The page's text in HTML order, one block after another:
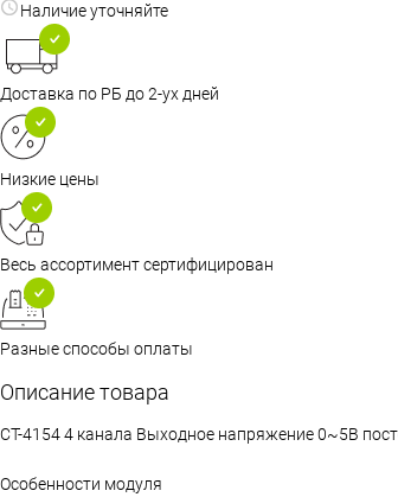
Наличие уточняйте
Доставка по РБ до 2-ух дней
Низкие цены
Весь ассортимент сертифицирован
Разные способы оплаты
Описание товара
CT-4154 4 канала Выходное напряжение 0~5В
Особенности модуля